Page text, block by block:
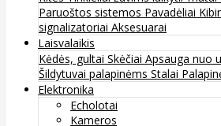
Paruoštos sistemos Pavadėliai
signalizatoriai Aksesuarai
Laisvalaikis
Kėdės, gultai Skėčiai Apsauga nuo
Šildytuvai palapinėms Stalai
Elektronika
Echolotai
Kameros